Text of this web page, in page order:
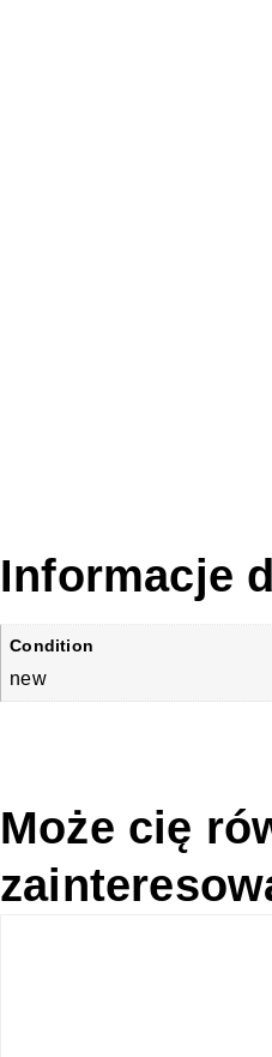
Informacje
Condition
new
Może cię